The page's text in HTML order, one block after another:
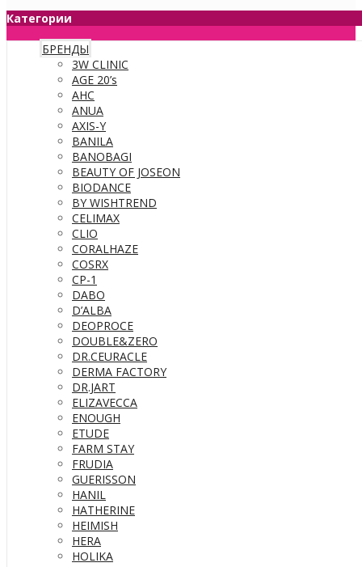
Категории
БРЕНДЫ
3W CLINIC
AGE 20’s
AHC
ANUA
AXIS-Y
BANILA
BANOBAGI
BEAUTY OF JOSEON
BIODANCE
BY WISHTREND
CELIMAX
CLIO
CORALHAZE
COSRX
CP-1
DABO
D’ALBA
DEOPROCE
DOUBLE&ZERO
DR.CEURACLE
DERMA FACTORY
DR.JART
ELIZAVECCA
ENOUGH
ETUDE
FARM STAY
FRUDIA
GUERISSON
HANIL
HATHERINE
HEIMISH
HERA
HOLIKA